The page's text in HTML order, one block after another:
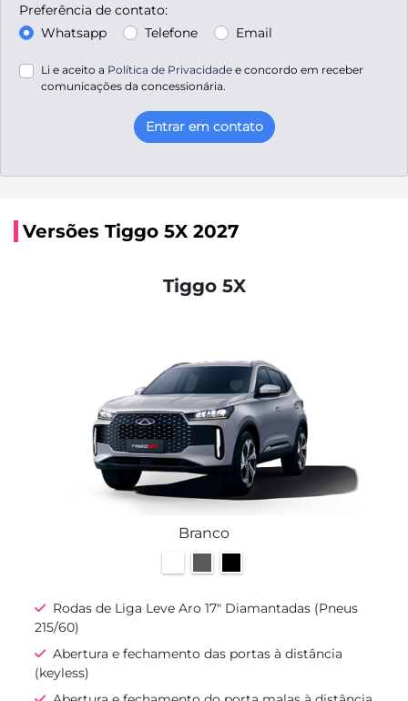
Preferência de contato:
Whatsapp
Telefone Email
Li e aceito a Política de Privacidade e concordo em receber
comunicações da concessionária.
Entrar em contato
Versões Tiggo 5X 2027
Tiggo 5X
Branco
Rodas de Liga Leve Aro 17" Diamantadas (Pneus
215/60)
Abertura e fechamento das portas à distância
(keyless)